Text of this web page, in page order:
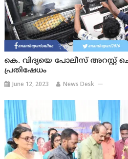
കെ. വിദ്യയെ പോലീസ് അറസ്റ്റ്
പ്രതിഷേധം
June 12, 2023 News Desk